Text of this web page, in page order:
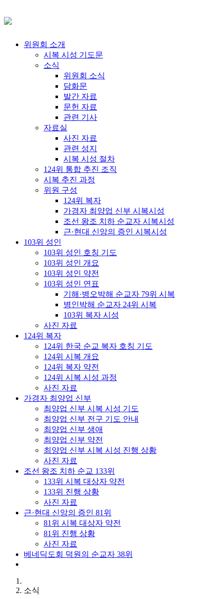
위원회 소개
시복 시성 기도문
소식
위원회 소식
담화문
발간 자료
문헌 자료
관련 기사
자료실
사진 자료
관련 성지
시복 시성 절차
124위 통합 추진 조직
시복 추진 과정
위원 구성
124위 복자
가경자 최양업 신부 시복시성
조선 왕조 치하 순교자 시복시성
근·현대 신앙의 증인 시복시성
103위 성인
103위 성인 호칭 기도
103위 성인 개요
103위 성인 약전
103위 성인 연표
기해·병오박해 순교자 79위 시복
병인박해 순교자 24위 시복
103위 복자 시성
사진 자료
124위 복자
124위 한국 순교 복자 호칭 기도
124위 시복 개요
124위 복자 약전
124위 시복 시성 과정
사진 자료
가경자 최양업 신부
최양업 신부 시복 시성 기도
최양업 신부 전구 기도 안내
최양업 신부 생애
최양업 신부 약전
최양업 신부 시복 시성 진행 상황
사진 자료
조선 왕조 치하 순교 133위
133위 시복 대상자 약전
133위 진행 상황
사진 자료
근·현대 신앙의 증인 81위
81위 시복 대상자 약전
81위 진행 상황
사진 자료
베네딕도회 덕원의 순교자 38위
소식